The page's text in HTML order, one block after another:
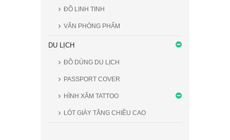
ĐỒ LINH TINH
VĂN PHÒNG PHẨM
DU LỊCH
ĐỒ DÙNG DU LỊCH
PASSPORT COVER
HÌNH XĂM TATTOO
LÓT GIÀY TĂNG CHIỀU CAO